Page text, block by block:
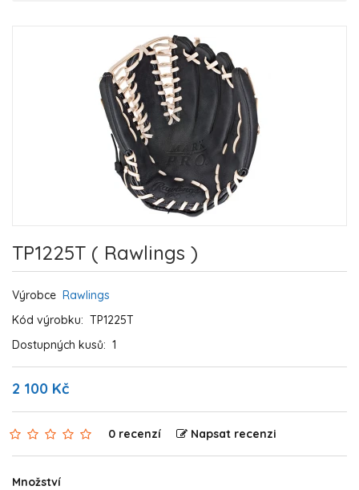
TP1225T ( Rawlings )
Výrobce Rawlings
Kód výrobku: TP1225T
Dostupných kusů: 1
2 100 Kč
0 recenzí Napsat recenzi
Množství